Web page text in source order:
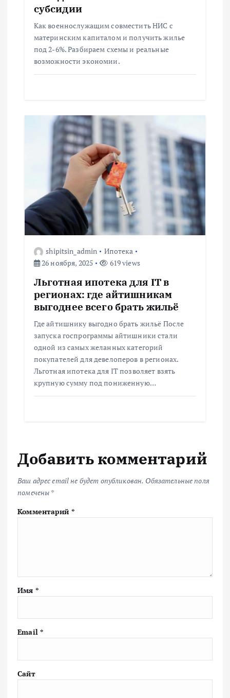
субсидии
Как военнослужащим совместить НИС с
материнским капиталом и получить жилье
под 2-6%. Разбираем схемы и реальные
возможности экономии.
shipitsin_admin
Ипотека
26 ноября, 2025
619 views
Льготная ипотека для IT в
регионах: где айтишникам
выгоднее всего брать жильё
Где айтишнику выгодно брать жильё После
запуска госпрограммы айтишники стали
одной из самых желанных категорий
покупателей для девелоперов в регионах.
Льготная ипотека для IT позволяет взять
крупную сумму под пониженную…
Добавить комментарий
Ваш адрес email не будет опубликован. Обязательные поля
помечены *
Комментарий *
Имя *
Email *
Сайт